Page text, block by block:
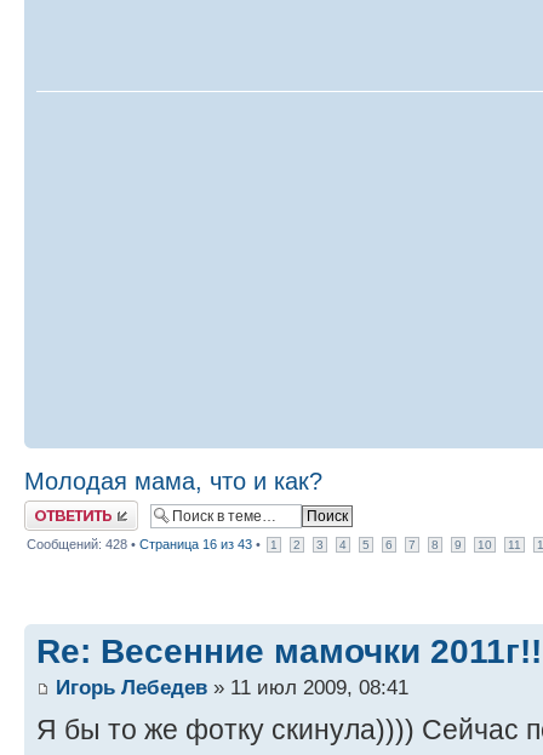
Молодая мама, что и как?
Ответить
Сообщений: 428 • Страница 16 из 43 • 1 2 3 4 5 6 7 8 9 10 11
Re: Весенние мамочки
Игорь Лебедев » 11 июл 2009, 08:41
Я бы то же фотку скинула)))) Сейчас